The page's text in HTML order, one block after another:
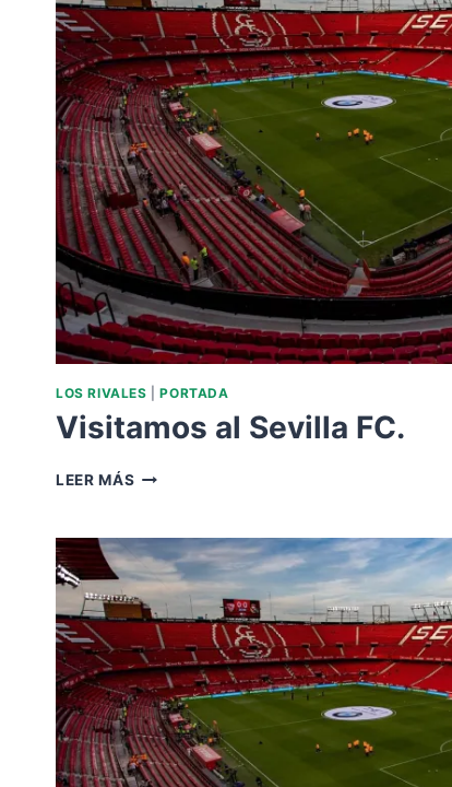
LOS RIVALES |PORTADA
Visitamos al Sevilla FC.
LEER MÁS VISITAMOS
FC.